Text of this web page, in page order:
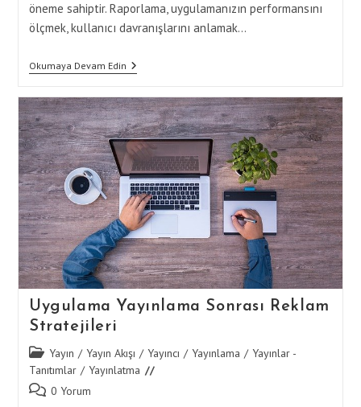
öneme sahiptir. Raporlama, uygulamanızın performansını
ölçmek, kullanıcı davranışlarını anlamak…
Okumaya Devam EdinUygulama
Yayınlama
Ve
Sonrası
Raporlama
Yöntemleri
Uygulama Yayınlama Sonrası Reklam
Stratejileri
Post
category:
Yayın / Yayın Akışı / Yayıncı / Yayınlama / Yayınlar -
Tanıtımlar / Yayınlatma
Post 0 Yorum